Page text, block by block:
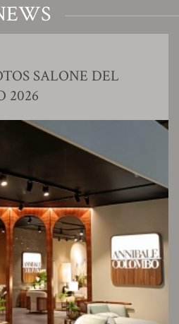
DEL